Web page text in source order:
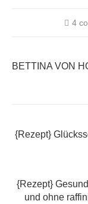
4
BETTINA VON
{Rezept}
{Rezept}
und ohne